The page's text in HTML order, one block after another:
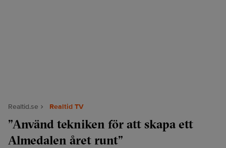
Realtid.se Realtid TV
”Använd tekniken för att skapa ett
Almedalen året runt”